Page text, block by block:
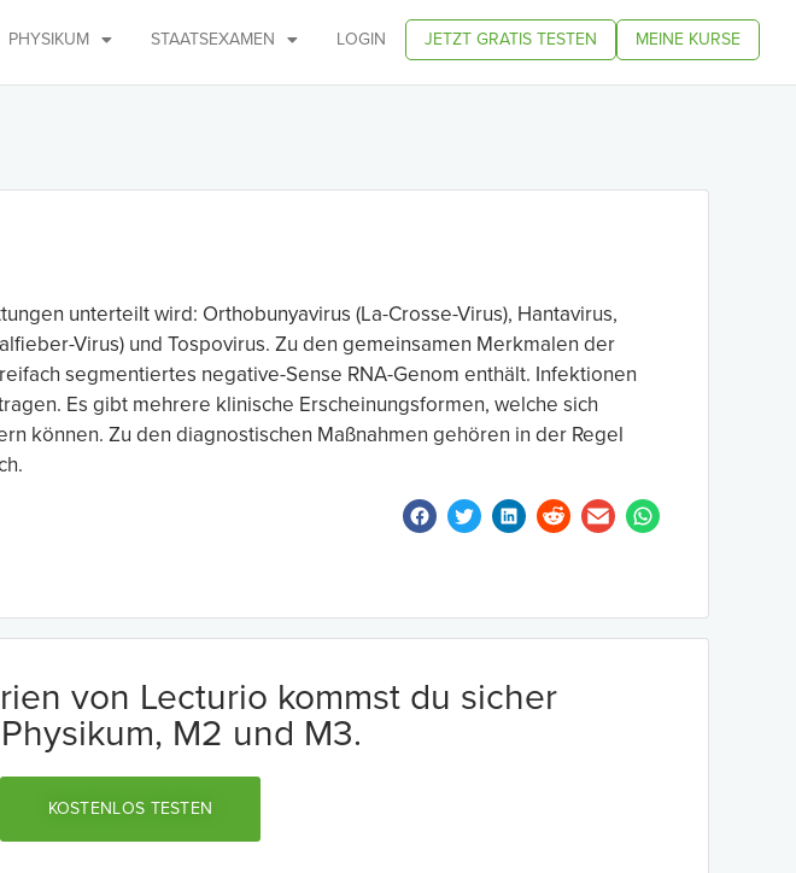
PHYSIKUM STAATSEXAMEN LOGIN JETZT GRATIS TESTEN MEINE KURSE
unterteilt wird: Orthobunyavirus (La-Crosse-Virus), Hantavirus,
Virus) und Tospovirus. Zu den gemeinsamen Merkmalen der
segmentiertes negative-Sense RNA-Genom enthält. Infektionen
Es gibt mehrere klinische Erscheinungsformen, welche sich
können. Zu den diagnostischen Maßnahmen gehören in der Regel
von Lecturio kommst du sicher
M2 und M3.
KOSTENLOS TESTEN